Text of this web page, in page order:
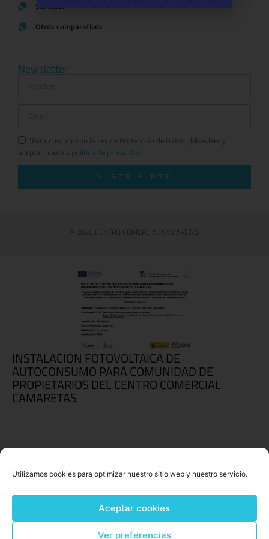
Utilizamos cookies para optimizar nuestro sitio web y nuestro servicio.
Aceptar cookies
Ver preferencias
Servicios
Otros comparativos
Newsletter
*Para cumplir con la Ley de Protección de Datos, debes leer y
aceptar nuestra política de privacidad.
SUSCRIBIRSE
© 2026 CENTRO COMERCIAL CAMARETAS
INSTALACION FOTOVOLTAICA DE
AUTOCONSUMO PARA COMUNIDAD DE
PROPIETARIOS DEL CENTRO COMERCIAL
CAMARETAS